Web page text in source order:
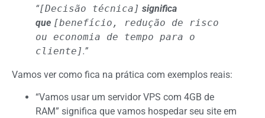
“[Decisão técnica] significa
que [benefício, redução de risco
ou economia de tempo para o
cliente].”
Vamos ver como fica na prática com exemplos reais:
“Vamos usar um servidor VPS com 4GB de
RAM” significa que vamos hospedar seu site em